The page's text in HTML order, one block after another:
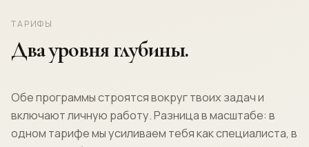
ТАРИФЫ
Два уровня глубины.
Обе программы строятся вокруг твоих задач и
включают личную работу. Разница в масштабе: в
одном тарифе мы усиливаем тебя как специалиста, в